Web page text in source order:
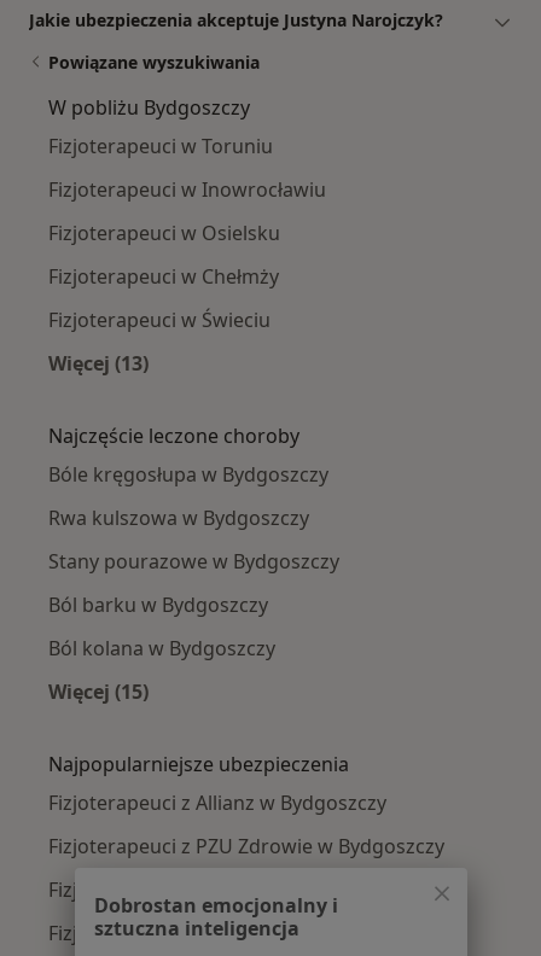
Jakie ubezpieczenia akceptuje Justyna Narojczyk?
Powiązane wyszukiwania
W pobliżu Bydgoszczy
Fizjoterapeuci w Toruniu
Fizjoterapeuci w Inowrocławiu
Fizjoterapeuci w Osielsku
Fizjoterapeuci w Chełmży
Fizjoterapeuci w Świeciu
Więcej (13)
Najczęście leczone choroby
Bóle kręgosłupa w Bydgoszczy
Rwa kulszowa w Bydgoszczy
Stany pourazowe w Bydgoszczy
Ból barku w Bydgoszczy
Ból kolana w Bydgoszczy
Więcej (15)
Najpopularniejsze ubezpieczenia
Fizjoterapeuci z Allianz w Bydgoszczy
Fizjoterapeuci z PZU Zdrowie w Bydgoszczy
Fizjoterapeuci z Compensa w Bydgoszczy
Fizjoterapeuci z POLMED w Bydgoszczy
Dobrostan emocjonalny i
sztuczna inteligencja